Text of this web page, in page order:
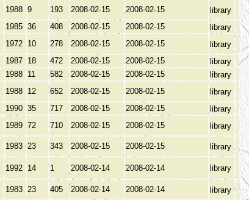
1988 9 193 2008-02-15 2008-02-15
library
1985 36 408 2008-02-15 2008-02-15
library
1972 10 278 2008-02-15 2008-02-15
library
1987 18 472 2008-02-15 2008-02-15
library
1988 11 582 2008-02-15 2008-02-15
library
1988 12 652 2008-02-15 2008-02-15
library
1990 35 717 2008-02-15 2008-02-15
library
1989 72 710 2008-02-15 2008-02-15 library
1983 23 343 2008-02-15 2008-02-15 library
1992 14 1 2008-02-14 2008-02-14 library
1983 23 405 2008-02-14 2008-02-14
library